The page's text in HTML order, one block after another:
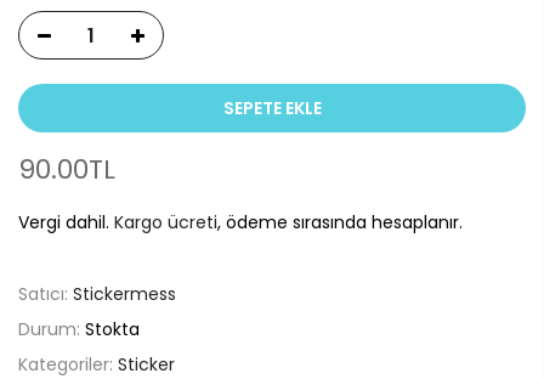
SEPETE EKLE
90.00TL
Vergi dahil. Kargo ücreti, ödeme sırasında hesaplanır.
Satıcı: Stickermess
Durum: Stokta
Kategoriler: Sticker